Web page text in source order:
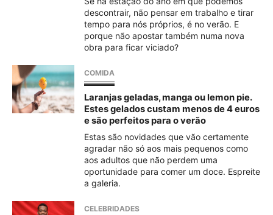
descontrair, não pensar em trabalho e tirar
tempo para nós próprios, é no verão. E
porque não apostar também numa nova
obra para ficar viciado?
COMIDA
Laranjas geladas, manga ou lemon pie.
Estes gelados custam menos de 4 euros
e são perfeitos para o verão
Estas são novidades que vão certamente
agradar não só aos mais pequenos como
aos adultos que não perdem uma
oportunidade para comer um doce. Espreite
a galeria.
CELEBRIDADES